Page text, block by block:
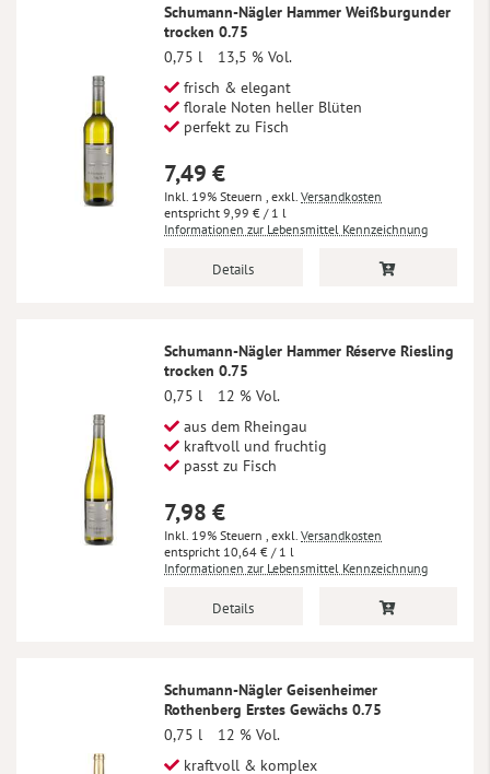
Schumann-Nägler Hammer Weißburgunder
trocken 0.75
0,75 l
13,5 % Vol.
frisch & elegant
florale Noten heller Blüten
perfekt zu Fisch
7,49 €
Inkl. 19% Steuern exkl. Versandkosten
9,99 € / 1 l
Informationen zur Lebensmittel Kennzeichnung
Details
Schumann-Nägler Hammer Réserve Riesling
trocken 0.75
0,75 l
12 % Vol.
aus dem Rheingau
kraftvoll und fruchtig
passt zu Fisch
7,98 €
Inkl. 19% Steuern exkl. Versandkosten
10,64 € / 1 l
Informationen zur Lebensmittel Kennzeichnung
Details
Schumann-Nägler Geisenheimer
Rothenberg Erstes Gewächs 0.75
0,75 l
12 % Vol.
kraftvoll & komplex